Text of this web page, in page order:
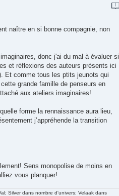
naître en si bonne compagnie, non
donc j'ai du mal à évaluer si
et réflexions des auteurs présents ici
Et comme tous les ptits jeunots qui
grande famille de penseurs en
aux ateliers imaginaires!
forme la rennaissance aura lieu,
j’appréhende la transition
Sens monopolise de moins en
vous planquer!
Silver dans nombre d'univers; Velaak dans